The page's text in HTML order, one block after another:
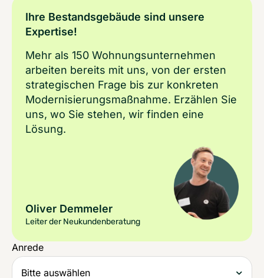
Anrede
Ihre Bestandsgebäude sind unsere
Expertise!
Mehr als 150 Wohnungsunternehmen
arbeiten bereits mit uns, von der ersten
strategischen Frage bis zur konkreten
Modernisierungsmaßnahme. Erzählen Sie
uns, wo Sie stehen, wir finden eine
Lösung.
Oliver Demmeler
Leiter der Neukundenberatung